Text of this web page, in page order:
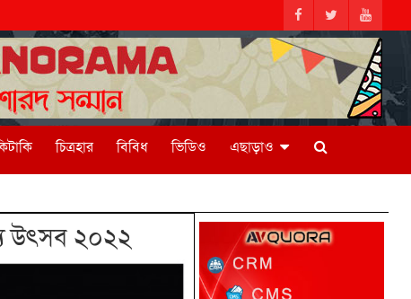
চিত্রহার বিবিধ ভিডিও এছাড়াও
উৎসব ২০২২